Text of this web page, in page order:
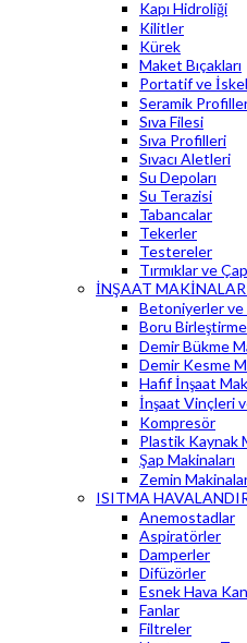
Kapı Hidroliği
Kilitler
Kürek
Maket Bıçakları
Portatif ve
Seramik
Sıva Filesi
Sıva Profilleri
Sıvacı Aletleri
Su Depoları
Su Terazisi
Tabancalar
Tekerler
Testereler
Tırmıklar ve
İNŞAAT
Betoniyerler ve
Boru Birleştirme
Demir Bükme
Demir Kesme
Hafif İnşaat
İnşaat Vinçleri
Kompresör
Plastik Kaynak
Şap Makinaları
Zemin
ISITMA
Anemostadlar
Aspiratörler
Damperler
Difüzörler
Esnek Hava
Fanlar
Filtreler